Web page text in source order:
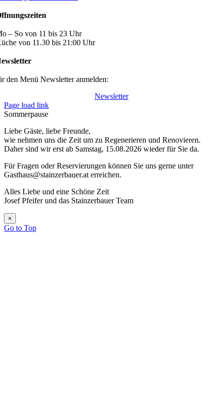
– So von 11 bis 23 Uhr
von 11.30 bis 21:00 Uhr
den Menü Newsletter anmelden:
Newsletter
Page load link
Sommerpause
Liebe Gäste, liebe Freunde,
wie nehmen uns die Zeit um zu Regenerieren und Renovieren.
Daher sind wir erst ab Samstag, 15.08.2026 wieder für Sie da.
Für Fragen oder Reservierungen können Sie uns gerne unter
Gasthaus@stainzerbauer.at erreichen.
Alles Liebe und eine Schöne Zeit
Josef Pfeifer und das Stainzerbauer Team
×
Go to Top